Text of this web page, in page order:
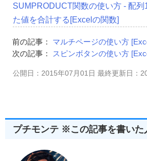
SUMPRODUCT関数の使い方 - 配列
た値を合計する[Excelの関数]
前の記事：
マルチページの使い方
次の記事：
スピンボタンの使い方
公開日：2015年07月01日 最終更新日：
プチモンテ ※この記事を書いた